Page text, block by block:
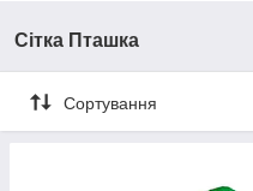
Сітка Пташка
Сортування